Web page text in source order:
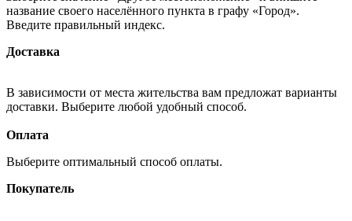
название своего населённого пункта в графу «Город».
Введите правильный индекс.
Доставка
В зависимости от места жительства вам предложат варианты
доставки. Выберите любой удобный способ.
Оплата
Выберите оптимальный способ оплаты.
Покупатель